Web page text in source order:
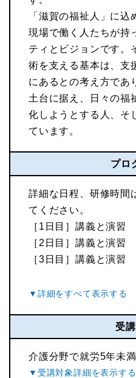
「滋賀の福祉人」に
現場で働く人たちが持
ティとビジョンです。
術を支える基本は、支
にあるとの考え方であ
土台に据え、日々の福
化しようとする人、そ
ています。
プロ
詳細な日程、研修時間
てください。
［1日目］講義と演習
［2日目］講義と演習
［3日目］講義と演習
受
介護分野で就労5年未